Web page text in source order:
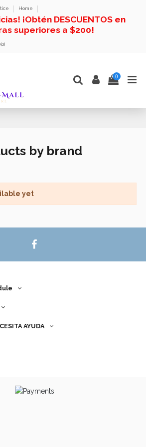
Home
¡Obtén DESCUENTOS en
superiores a $200!
0)
0
by brand
yet
AYUDA